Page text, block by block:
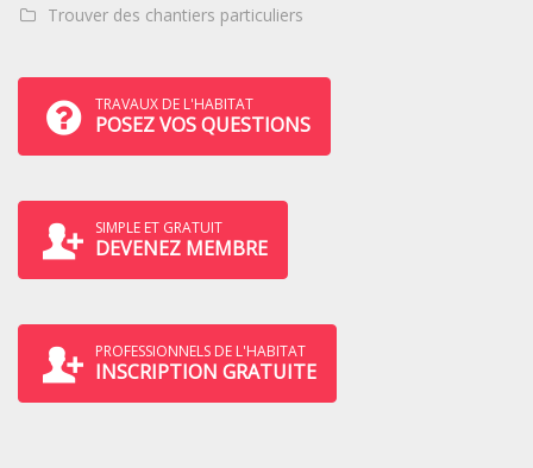
Trouver des chantiers particuliers
TRAVAUX DE L'HABITAT
POSEZ VOS QUESTIONS
SIMPLE ET GRATUIT
DEVENEZ MEMBRE
PROFESSIONNELS DE L'HABITAT
INSCRIPTION GRATUITE